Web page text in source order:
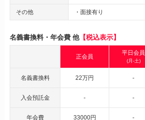
その他 ・面接有り
名義書換料・年会費 他【税込表示】
正会員
平日会員
(月-土)
名義書換料 22万円 -
入会預託金 - -
年会費 33000円 -